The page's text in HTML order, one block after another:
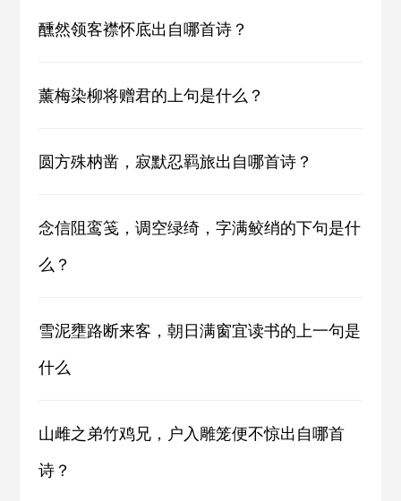
醺然领客襟怀底出自哪首诗？
薰梅染柳将赠君的上句是什么？
圆方殊枘凿，寂默忍羁旅出自哪首诗？
念信阻鸾笺，调空绿绮，字满鲛绡的下句是什
么？
雪泥壅路断来客，朝日满窗宜读书的上一句是
什么
山雌之弟竹鸡兄，户入雕笼便不惊出自哪首
诗？